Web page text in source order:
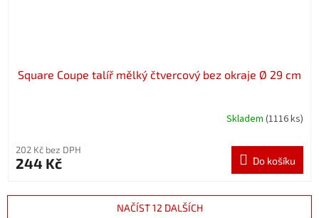
Square Coupe talíř mělký čtvercový bez okraje Ø 29 cm
Skladem (1116 ks)
202 Kč bez DPH
244 Kč Do košíku
NAČÍST 12 DALŠÍCH